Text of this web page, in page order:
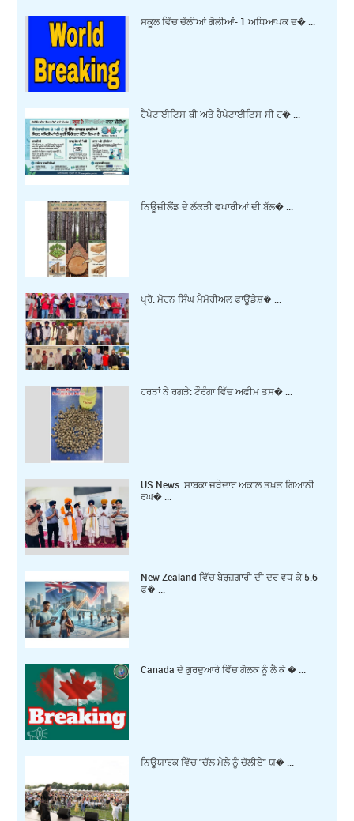
ਸਕੂਲ ਵਿੱਚ ਚੱਲੀਆਂ ਗੋਲੀਆਂ- 1 ਅਧਿਆਪਕ ਦ� ...
ਹੈਪੇਟਾਈਟਿਸ-ਬੀ ਅਤੇ ਹੈਪੇਟਾਈਟਿਸ-ਸੀ ਹ� ...
ਨਿਊਜ਼ੀਲੈਂਡ ਦੇ ਲੱਕੜੀ ਵਪਾਰੀਆਂ ਦੀ ਬੱਲ� ...
ਪ੍ਰੋ. ਮੋਹਨ ਸਿੰਘ ਮੈਮੋਰੀਅਲ ਫਾਊਂਡੇਸ਼� ...
ਹਰੜਾਂ ਨੇ ਰਗੜੇ: ਟੌਰੰਗਾ ਵਿੱਚ ਅਫੀਮ ਤਸ� ...
US News: ਸਾਬਕਾ ਜਥੇਦਾਰ ਅਕਾਲ ਤਖ਼ਤ ਗਿਆਨੀ
ਰਘ� ...
New Zealand ਵਿੱਚ ਬੇਰੁਜ਼ਗਾਰੀ ਦੀ ਦਰ ਵਧ ਕੇ 5.6
ਫ� ...
Canada ਦੇ ਗੁਰਦੁਆਰੇ ਵਿੱਚ ਗੋਲਕ ਨੂੰ ਲੈ ਕੇ � ...
ਨਿਊਯਾਰਕ ਵਿੱਚ "ਚੱਲ ਮੇਲੇ ਨੂੰ ਚੱਲੀਏ" ਯ� ...